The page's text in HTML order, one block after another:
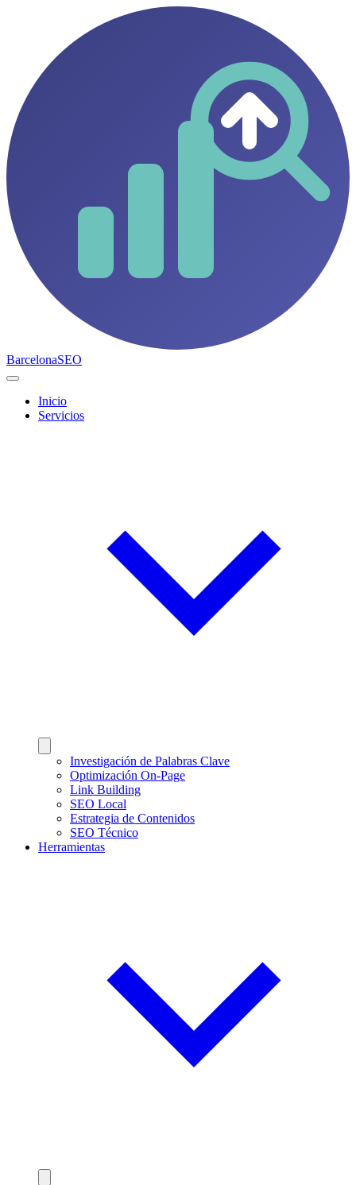
BarcelonaSEO
Inicio
Servicios
Investigación de Palabras Clave
Optimización On-Page
Link Building
SEO Local
Estrategia de Contenidos
SEO Técnico
Herramientas